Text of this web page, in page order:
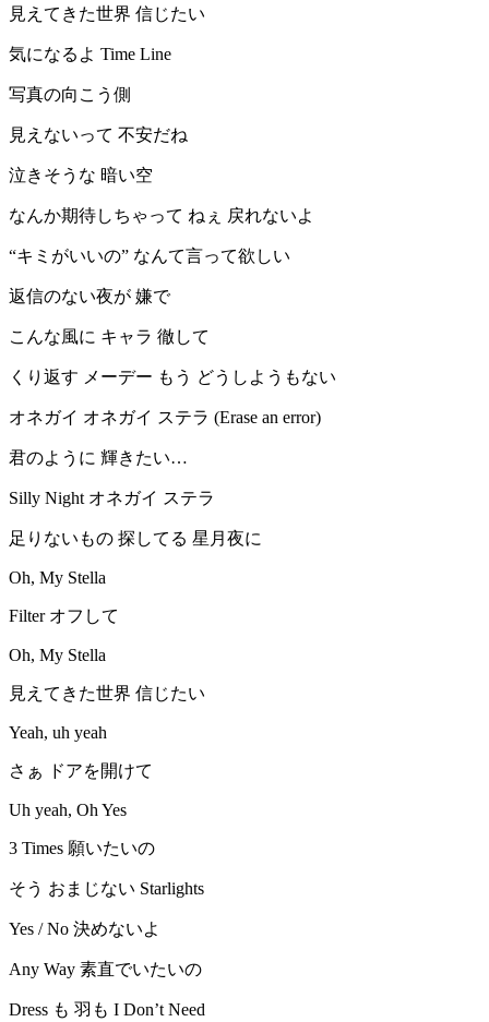
見えてきた世界 信じたい
気になるよ Time Line
写真の向こう側
見えないって 不安だね
泣きそうな 暗い空
なんか期待しちゃって ねぇ 戻れないよ
“キミがいいの” なんて言って欲しい
返信のない夜が 嫌で
こんな風に キャラ 徹して
くり返す メーデー もう どうしようもない
オネガイ オネガイ ステラ (Erase an error)
君のように 輝きたい…
Silly Night オネガイ ステラ
足りないもの 探してる 星月夜に
Oh, My Stella
Filter オフして
Oh, My Stella
見えてきた世界 信じたい
Yeah, uh yeah
さぁ ドアを開けて
Uh yeah, Oh Yes
3 Times 願いたいの
そう おまじない Starlights
Yes / No 決めないよ
Any Way 素直でいたいの
Dress も 羽も I Don’t Need